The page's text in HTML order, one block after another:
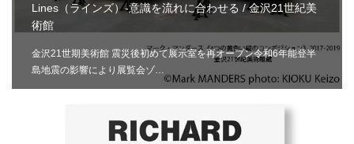
Lines（ラインズ）-意識を流れに合わせる / 金沢21世紀美
術館
金沢21世期美術館 震災後初めて展示室を再オープン令和6年能登半
島地震の影響により展覧会ゾ…